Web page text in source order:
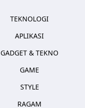
TEKNOLOGI
APLIKASI
GADGET & TEKNO
GAME
STYLE
RAGAM